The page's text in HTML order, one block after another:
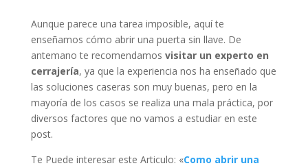
Aunque parece una tarea imposible, aquí te
enseñamos cómo abrir una puerta sin llave. De
antemano te recomendamos visitar un experto en
cerrajería, ya que la experiencia nos ha enseñado que
las soluciones caseras son muy buenas, pero en la
mayoría de los casos se realiza una mala práctica, por
diversos factores que no vamos a estudiar en este
post.
Te Puede interesar este Articulo: «Como abrir una